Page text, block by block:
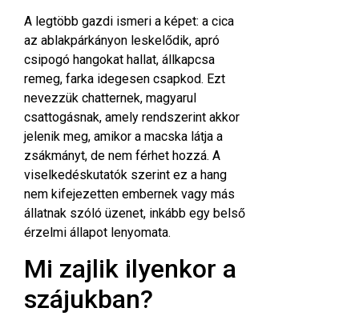
A legtöbb gazdi ismeri a képet: a cica
az ablakpárkányon leskelődik, apró
csipogó hangokat hallat, állkapcsa
remeg, farka idegesen csapkod. Ezt
nevezzük chatternek, magyarul
csattogásnak, amely rendszerint akkor
jelenik meg, amikor a macska látja a
zsákmányt, de nem férhet hozzá. A
viselkedéskutatók szerint ez a hang
nem kifejezetten embernek vagy más
állatnak szóló üzenet, inkább egy belső
érzelmi állapot lenyomata.
Mi zajlik ilyenkor a
szájukban?